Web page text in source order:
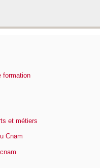
formation
et métiers
Cnam